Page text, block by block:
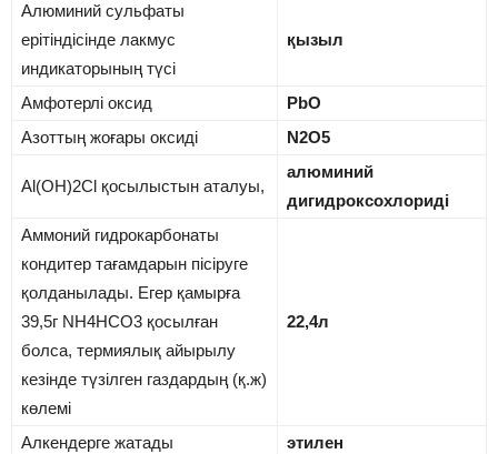
Алюминий сульфаты
ерітіндісінде лакмус
индикаторының түсі
қызыл
Амфотерлі оксид
PbO
Азоттың жоғары оксиді
N2O5
Al(OH)2Cl қосылыстын аталуы,
алюминий
дигидроксохлориді
Аммоний гидрокарбонаты
кондитер тағамдарын пісіруге
қолданылады. Егер қамырға
39,5г NH4HCO3 қосылған
болса, термиялық айырылу
кезінде түзілген газдардың (қ.ж)
көлемі
22,4л
Алкендерге жатады
этилен